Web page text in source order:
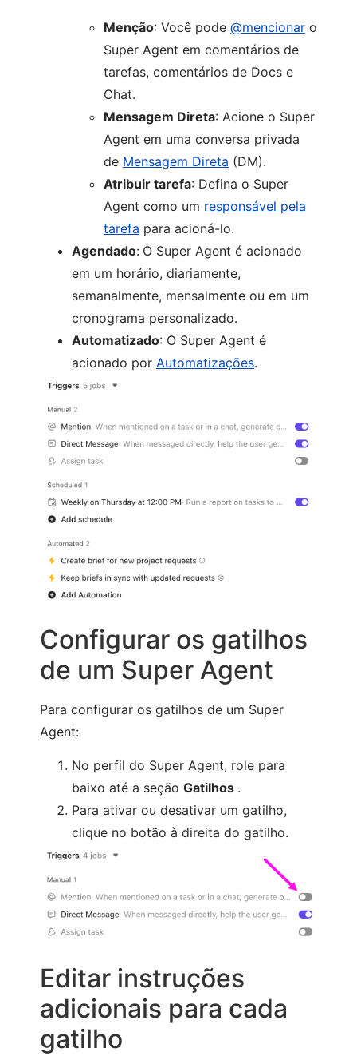
Menção: Você pode @mencionar o
Super Agent em comentários de
tarefas, comentários de Docs e
Chat.
Mensagem Direta: Acione o Super
Agent em uma conversa privada
de Mensagem Direta (DM).
Atribuir tarefa: Defina o Super
Agent como um responsável pela
tarefa para acioná-lo.
Agendado: O Super Agent é acionado
em um horário, diariamente,
semanalmente, mensalmente ou em um
cronograma personalizado.
Automatizado: O Super Agent é
acionado por Automatizações.
Configurar os gatilhos
de um Super Agent
Para configurar os gatilhos de um Super
Agent:
No perfil do Super Agent, role para
baixo até a seção Gatilhos .
Para ativar ou desativar um gatilho,
clique no botão à direita do gatilho.
Editar instruções
adicionais para cada
gatilho